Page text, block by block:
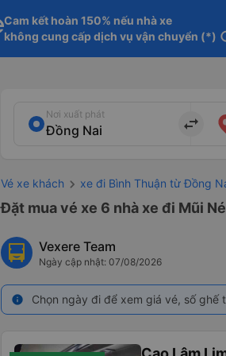
Cam kết hoàn 150% nếu nhà xe
không cung cấp dịch vụ vận chuyển (*)
Nơi xuất phát
import_export
Vé xe khách xe đi Bình Thuận từ Đồng
Đặt mua vé xe 6 nhà xe đi Mũi
Vexere Team
Ngày cập nhật: 07/08/2026
info Chọn ngày đi để xem giá vé, số